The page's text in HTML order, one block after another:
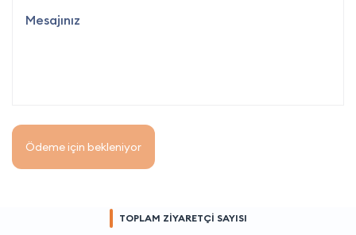
Ödeme için bekleniyor
TOPLAM ZİYARETÇİ SAYISI